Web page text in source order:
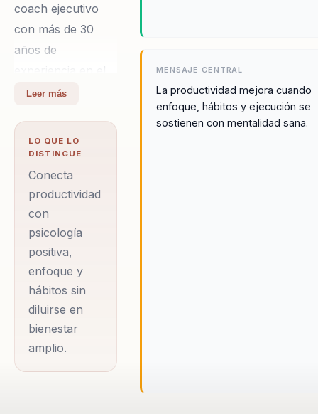
coach ejecutivo
con más de 30
años de
desarrollo del
Egresado de la
Facultad de
Odontología de la
UANL, ha
dedicado su vida
profesional a la
enseñanza y
promoción de la
psicología positiva
y el liderazgo
especialización en
Leer más
LO QUE LO
DISTINGUE
Conecta
productividad
con
psicología
positiva,
enfoque y
hábitos sin
diluirse en
bienestar
amplio.
MENSAJE CENTRAL
La productividad mejora cuando
enfoque, hábitos y ejecución se
sostienen con mentalidad sana.